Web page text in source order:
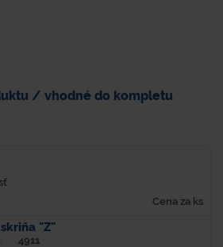
/ vhodné do kompletu
Cena za ks
"Z"
4911